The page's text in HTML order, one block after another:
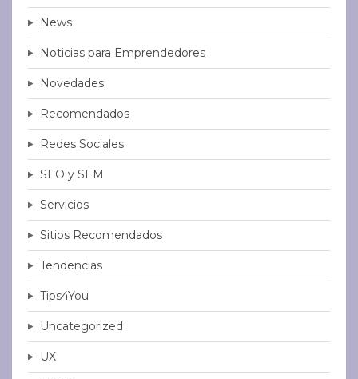
News
Noticias para Emprendedores
Novedades
Recomendados
Redes Sociales
SEO y SEM
Servicios
Sitios Recomendados
Tendencias
Tips4You
Uncategorized
UX